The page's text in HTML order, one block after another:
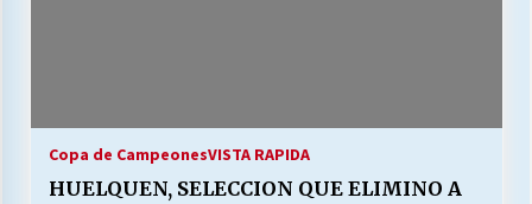
Copa de CampeonesVISTA RAPIDA
HUELQUEN, SELECCION QUE ELIMINO A